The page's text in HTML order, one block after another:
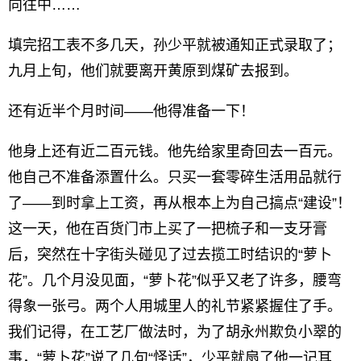
向往中……
填完招工表不多几天，孙少平就被通知正式录取了；
九月上旬，他们就要离开黄原到煤矿去报到。
还有近半个月时间——他得准备一下！
他身上还有近二百元钱。他先给家里奇回去一百元。
他自己不准备添置什么。只买一套零碎生活用品就行
了——到时拿上工资，再从根本上为自己搞点“建设”！
这一天，他在百货门市上买了一把梳子和一支牙膏
后，突然在十字街头碰见了过去揽工时结识的“萝卜
花”。几个月没见面，“萝卜花”似乎又老了许多，腰弯
得象一张弓。两个人用城里人的礼节紧紧握住了手。
我们记得，在工艺厂做法时，为了胡永州欺负小翠的
事，“萝卜花”说了几句“怪话”，少平就扇了他一记耳